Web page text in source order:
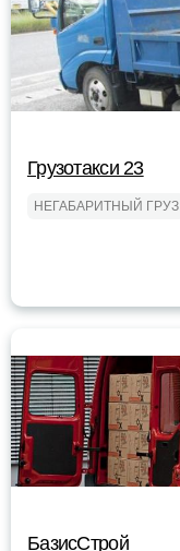
Грузотакси 23
НЕГАБАРИТНЫЙ ГРУЗ
БазисСтрой